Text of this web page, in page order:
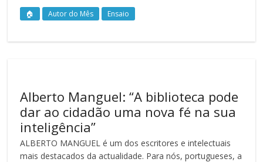
🏠 Autor do Mês Ensaio
Alberto Manguel: “A biblioteca pode
dar ao cidadão uma nova fé na sua
inteligência”
ALBERTO MANGUEL é um dos escritores e intelectuais
mais destacados da actualidade. Para nós, portugueses, a